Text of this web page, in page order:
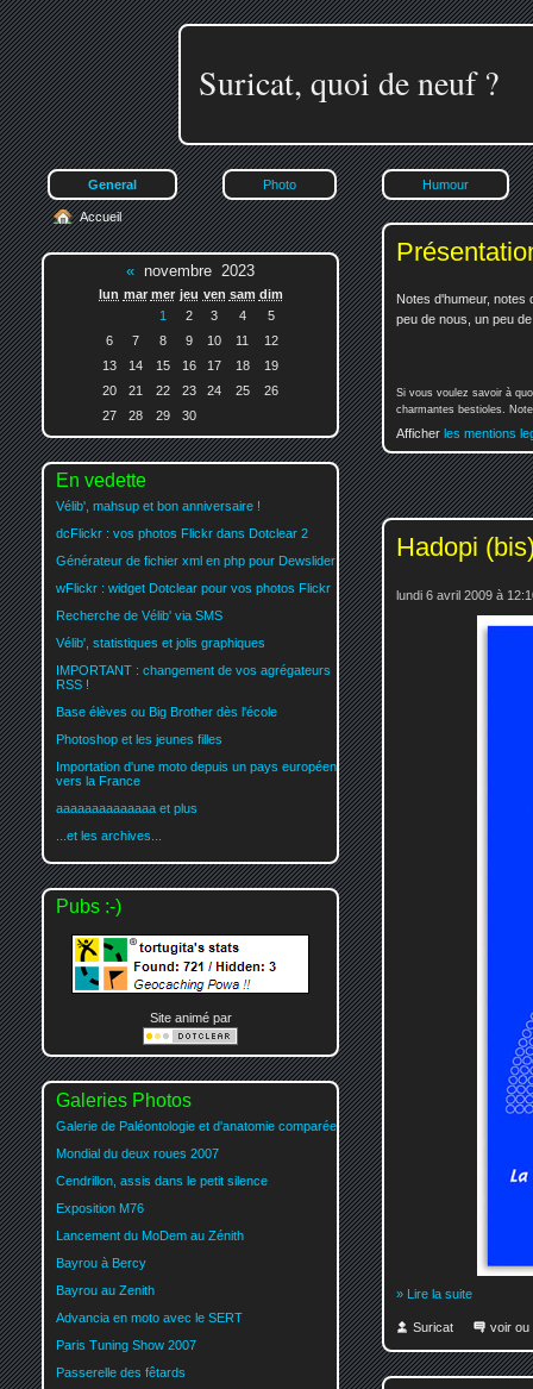
Suricat, quoi de neuf ?
General Photo Humour
Notes d'humeur, notes
peu de nous, un peu
Si vous voulez savoir à
charmantes bestioles.
Afficher les mentions
Hadopi
lundi 6 avril 2009 à
» Lire la suite
Suricat voir ou
Accueil
« novembre 2023
lun mar mer jeu ven sam dim
1
2 3 4
5
6
7 8 9 10 11
12
13
14 15 16 17 18
19
20
21 22 23 24 25
26
27
28 29 30
En vedette
Vélib', mahsup et bon anniversaire !
dcFlickr : vos photos Flickr dans Dotclear 2
Générateur de fichier xml en php pour Dewslider
wFlickr : widget Dotclear pour vos photos Flickr
Recherche de Vélib' via SMS
Vélib', statistiques et jolis graphiques
IMPORTANT : changement de vos agrégateurs
RSS !
Base élèves ou Big Brother dès l'école
Photoshop et les jeunes filles
Importation d'une moto depuis un pays européen
vers la France
aaaaaaaaaaaaaa et plus
...et les archives...
Pubs :-)
Site animé par
Galeries Photos
Galerie de Paléontologie et d'anatomie comparée
Mondial du deux roues 2007
Cendrillon, assis dans le petit silence
Exposition M76
Lancement du MoDem au Zénith
Bayrou à Bercy
Bayrou au Zenith
Advancia en moto avec le SERT
Paris Tuning Show 2007
Passerelle des fêtards